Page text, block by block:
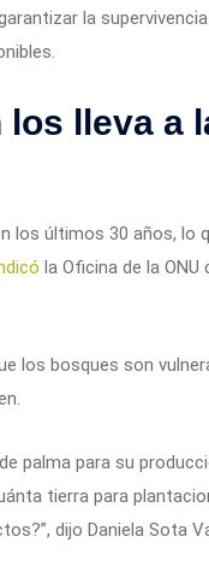
la
lleva a
los últimos 30 años, lo
la Oficina de la ONU
los bosques son
palma para su
tierra para
dijo Daniela Sota